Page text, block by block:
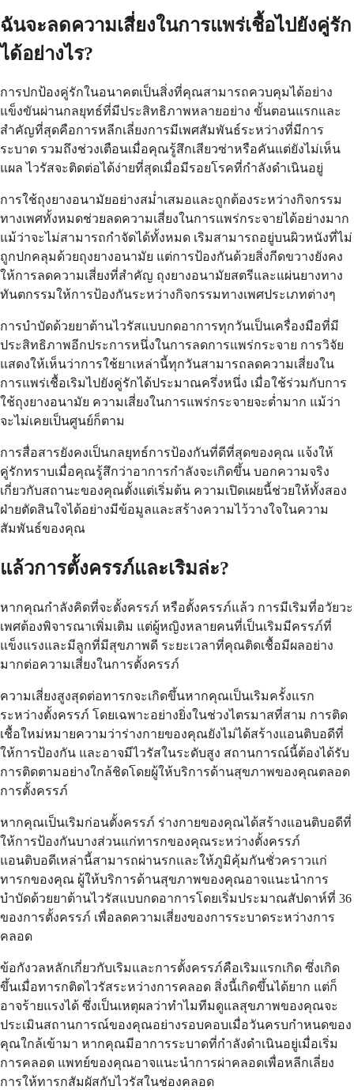
ฉันจะลดความเสี่ยงในการแพร่เชื้อไปยังคู่รัก
ได้อย่างไร?
การปกป้องคู่รักในอนาคตเป็นสิ่งที่คุณสามารถควบคุมได้อย่าง
แข็งขันผ่านกลยุทธ์ที่มีประสิทธิภาพหลายอย่าง ขั้นตอนแรกและ
สำคัญที่สุดคือการหลีกเลี่ยงการมีเพศสัมพันธ์ระหว่างที่มีการ
ระบาด รวมถึงช่วงเตือนเมื่อคุณรู้สึกเสียวซ่าหรือคันแต่ยังไม่เห็น
แผล ไวรัสจะติดต่อได้ง่ายที่สุดเมื่อมีรอยโรคที่กำลังดำเนินอยู่
การใช้ถุงยางอนามัยอย่างสม่ำเสมอและถูกต้องระหว่างกิจกรรม
ทางเพศทั้งหมดช่วยลดความเสี่ยงในการแพร่กระจายได้อย่างมาก
แม้ว่าจะไม่สามารถกำจัดได้ทั้งหมด เริมสามารถอยู่บนผิวหนังที่ไม่
ถูกปกคลุมด้วยถุงยางอนามัย แต่การป้องกันด้วยสิ่งกีดขวางยังคง
ให้การลดความเสี่ยงที่สำคัญ ถุงยางอนามัยสตรีและแผ่นยางทาง
ทันตกรรมให้การป้องกันระหว่างกิจกรรมทางเพศประเภทต่างๆ
การบำบัดด้วยยาต้านไวรัสแบบกดอาการทุกวันเป็นเครื่องมือที่มี
ประสิทธิภาพอีกประการหนึ่งในการลดการแพร่กระจาย การวิจัย
แสดงให้เห็นว่าการใช้ยาเหล่านี้ทุกวันสามารถลดความเสี่ยงใน
การแพร่เชื้อเริมไปยังคู่รักได้ประมาณครึ่งหนึ่ง เมื่อใช้ร่วมกับการ
ใช้ถุงยางอนามัย ความเสี่ยงในการแพร่กระจายจะต่ำมาก แม้ว่า
จะไม่เคยเป็นศูนย์ก็ตาม
การสื่อสารยังคงเป็นกลยุทธ์การป้องกันที่ดีที่สุดของคุณ แจ้งให้
คู่รักทราบเมื่อคุณรู้สึกว่าอาการกำลังจะเกิดขึ้น บอกความจริง
เกี่ยวกับสถานะของคุณตั้งแต่เริ่มต้น ความเปิดเผยนี้ช่วยให้ทั้งสอง
ฝ่ายตัดสินใจได้อย่างมีข้อมูลและสร้างความไว้วางใจในความ
สัมพันธ์ของคุณ
แล้วการตั้งครรภ์และเริมล่ะ?
หากคุณกำลังคิดที่จะตั้งครรภ์ หรือตั้งครรภ์แล้ว การมีเริมที่อวัยวะ
เพศต้องพิจารณาเพิ่มเติม แต่ผู้หญิงหลายคนที่เป็นเริมมีครรภ์ที่
แข็งแรงและมีลูกที่มีสุขภาพดี ระยะเวลาที่คุณติดเชื้อมีผลอย่าง
มากต่อความเสี่ยงในการตั้งครรภ์
ความเสี่ยงสูงสุดต่อทารกจะเกิดขึ้นหากคุณเป็นเริมครั้งแรก
ระหว่างตั้งครรภ์ โดยเฉพาะอย่างยิ่งในช่วงไตรมาสที่สาม การติด
เชื้อใหม่หมายความว่าร่างกายของคุณยังไม่ได้สร้างแอนติบอดีที่
ให้การป้องกัน และอาจมีไวรัสในระดับสูง สถานการณ์นี้ต้องได้รับ
การติดตามอย่างใกล้ชิดโดยผู้ให้บริการด้านสุขภาพของคุณตลอด
การตั้งครรภ์
หากคุณเป็นเริมก่อนตั้งครรภ์ ร่างกายของคุณได้สร้างแอนติบอดีที่
ให้การป้องกันบางส่วนแก่ทารกของคุณระหว่างตั้งครรภ์
แอนติบอดีเหล่านี้สามารถผ่านรกและให้ภูมิคุ้มกันชั่วคราวแก่
ทารกของคุณ ผู้ให้บริการด้านสุขภาพของคุณอาจแนะนำการ
บำบัดด้วยยาต้านไวรัสแบบกดอาการโดยเริ่มประมาณสัปดาห์ที่ 36
ของการตั้งครรภ์ เพื่อลดความเสี่ยงของการระบาดระหว่างการ
คลอด
ข้อกังวลหลักเกี่ยวกับเริมและการตั้งครรภ์คือเริมแรกเกิด ซึ่งเกิด
ขึ้นเมื่อทารกติดไวรัสระหว่างการคลอด สิ่งนี้เกิดขึ้นได้ยาก แต่ก็
อาจร้ายแรงได้ ซึ่งเป็นเหตุผลว่าทำไมทีมดูแลสุขภาพของคุณจะ
ประเมินสถานการณ์ของคุณอย่างรอบคอบเมื่อวันครบกำหนดของ
คุณใกล้เข้ามา หากคุณมีอาการระบาดที่กำลังดำเนินอยู่เมื่อเริ่ม
การคลอด แพทย์ของคุณอาจแนะนำการผ่าคลอดเพื่อหลีกเลี่ยง
การให้ทารกสัมผัสกับไวรัสในช่องคลอด